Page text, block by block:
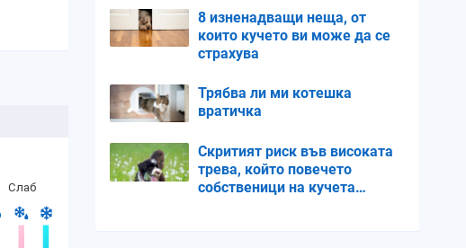
8 изненадващи неща, от
които кучето ви може да се
страхува
Трябва ли ми котешка
вратичка
Скритият риск във високата
трева, който повечето
собственици на кучета